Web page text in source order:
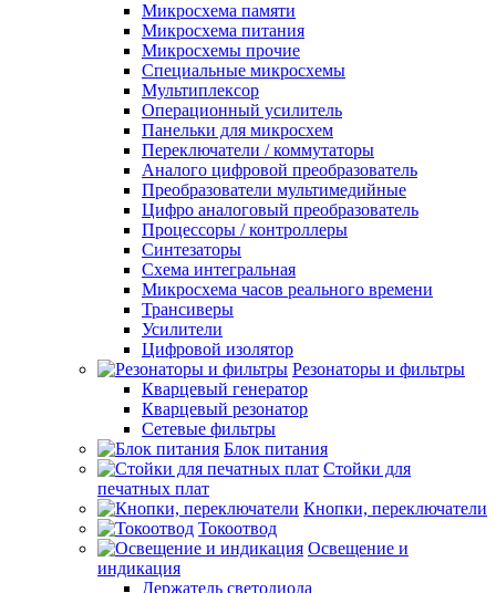
Микросхема памяти
Микросхема питания
Микросхемы прочие
Специальные микросхемы
Мультиплексор
Операционный усилитель
Панельки для микросхем
Переключатели / коммутаторы
Аналого цифровой преобразователь
Преобразователи мультимедийные
Цифро аналоговый преобразователь
Процессоры / контроллеры
Синтезаторы
Схема интегральная
Микросхема часов реального времени
Трансиверы
Усилители
Цифровой изолятор
Резонаторы и фильтры
Кварцевый генератор
Кварцевый резонатор
Сетевые фильтры
Блок питания
Стойки для
печатных плат
Кнопки, переключатели
Токоотвод
Освещение и
индикация
Держатель светодиода